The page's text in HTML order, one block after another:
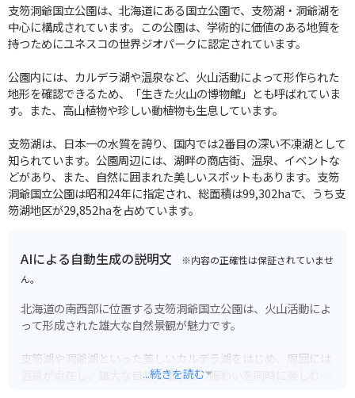
支笏洞爺国立公園は、北海道にある国立公園で、支笏湖・洞爺湖を
中心に構成されています。この公園は、学術的に価値のある地質を
持つためにユネスコの世界ジオパークに認定されています。
公園内には、カルデラ湖や温泉など、火山活動によって形作られた
地形を確認できるため、「生きた火山の博物館」とも呼ばれていま
す。また、高山植物や珍しい動植物も生息しています。
支笏湖は、日本一の水質を誇り、国内では2番目の深い不凍湖として
知られています。公園周辺には、湖畔の商店街、温泉、イベントな
どがあり、また、自然に囲まれた美しいスポットもあります。支笏
洞爺国立公園は昭和24年に指定され、総面積は99,302haで、うち支
笏湖地区が29,852haを占めています。
AIによる自動生成の説明文 ※内容の正確性は保証されていませ
ん。
北海道の南西部に位置する支笏洞爺国立公園は、火山活動によ
って形成された雄大な自然景観が魅力です。
支笏湖や洞爺湖といった美しいカルデラ湖をはじめ、周囲には
温泉が点在し、雄大な自然と温泉街の賑わいを同時に楽しむこ
...続きを読む